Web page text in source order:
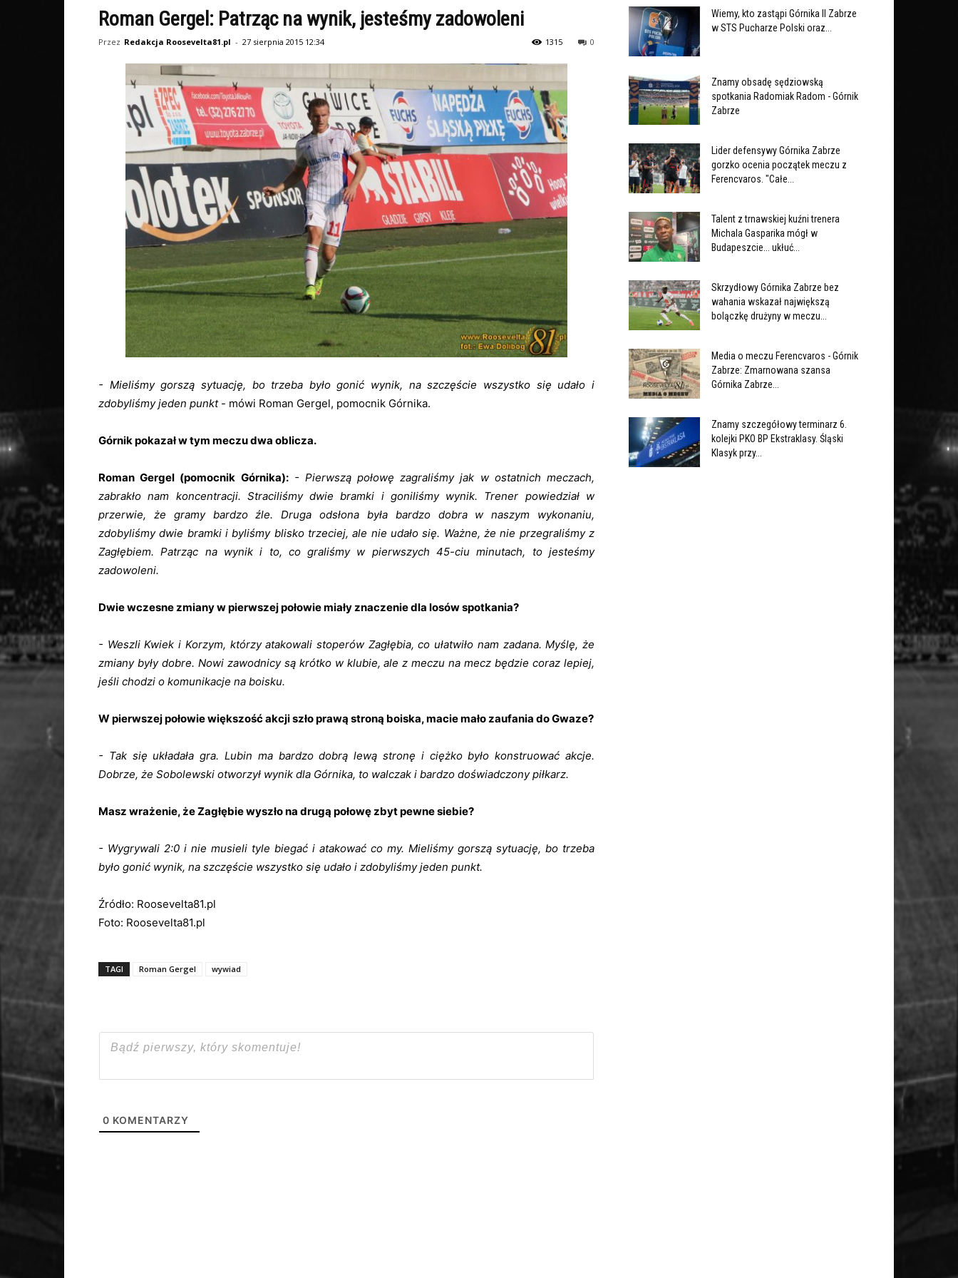
Roman Gergel: Patrząc na wynik, jesteśmy zadowoleni
Przez Redakcja Roosevelta81.pl - 27 sierpnia 2015 12:34 0
1315
- Mieliśmy gorszą sytuację, bo trzeba było gonić wynik, na szczęście wszystko się udało i
zdobyliśmy jeden punkt - mówi Roman Gergel, pomocnik Górnika.
Górnik pokazał w tym meczu dwa oblicza.
Roman Gergel (pomocnik Górnika): - Pierwszą połowę zagraliśmy jak w ostatnich meczach,
zabrakło nam koncentracji. Straciliśmy dwie bramki i goniliśmy wynik. Trener powiedział w
przerwie, że gramy bardzo źle. Druga odsłona była bardzo dobra w naszym wykonaniu,
zdobyliśmy dwie bramki i byliśmy blisko trzeciej, ale nie udało się. Ważne, że nie przegraliśmy z
Zagłębiem. Patrząc na wynik i to, co graliśmy w pierwszych 45-ciu minutach, to jesteśmy
zadowoleni.
Dwie wczesne zmiany w pierwszej połowie miały znaczenie dla losów spotkania?
- Weszli Kwiek i Korzym, którzy atakowali stoperów Zagłębia, co ułatwiło nam zadana. Myślę, że
zmiany były dobre. Nowi zawodnicy są krótko w klubie, ale z meczu na mecz będzie coraz lepiej,
jeśli chodzi o komunikacje na boisku.
W pierwszej połowie większość akcji szło prawą stroną boiska, macie mało zaufania do Gwaze?
- Tak się układała gra. Lubin ma bardzo dobrą lewą stronę i ciężko było konstruować akcje.
Dobrze, że Sobolewski otworzył wynik dla Górnika, to walczak i bardzo doświadczony piłkarz.
Masz wrażenie, że Zagłębie wyszło na drugą połowę zbyt pewne siebie?
- Wygrywali 2:0 i nie musieli tyle biegać i atakować co my. Mieliśmy gorszą sytuację, bo trzeba
było gonić wynik, na szczęście wszystko się udało i zdobyliśmy jeden punkt.
Źródło: Roosevelta81.pl
Foto: Roosevelta81.pl
TAGI Roman Gergel wywiad
0 KOMENTARZY
Wiemy, kto zastąpi Górnika II Zabrze
w STS Pucharze Polski oraz...
Znamy obsadę sędziowską
spotkania Radomiak Radom - Górnik
Zabrze
Lider defensywy Górnika Zabrze
gorzko ocenia początek meczu z
Ferencvaros. "Całe...
Talent z trnawskiej kuźni trenera
Michala Gasparika mógł w
Budapeszcie... ukłuć...
Skrzydłowy Górnika Zabrze bez
wahania wskazał największą
bolączkę drużyny w meczu...
Media o meczu Ferencvaros - Górnik
Zabrze: Zmarnowana szansa
Górnika Zabrze...
Znamy szczegółowy terminarz 6.
kolejki PKO BP Ekstraklasy. Śląski
Klasyk przy...